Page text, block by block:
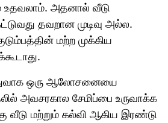
உதவலாம். அதனால் வீடு
தவறான முடிவு அல்ல.
மற்ற முக்கிய
ஒரு ஆலோசனையை
அவசரகால சேமிப்பை உருவாக்க
வீடு மற்றும் கல்வி ஆகிய இரண்டு